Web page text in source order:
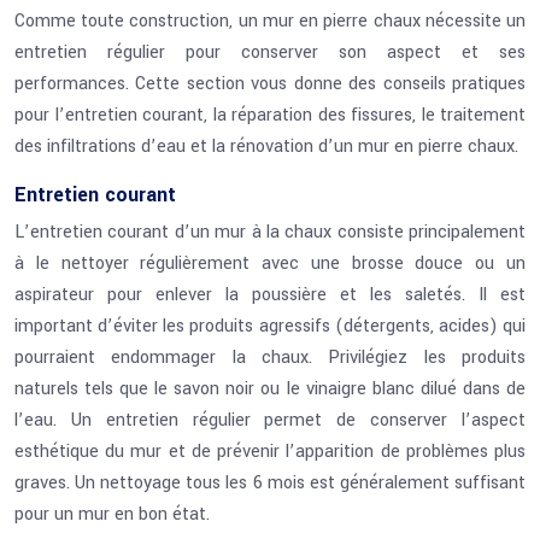
Comme toute construction, un mur en pierre chaux nécessite un
entretien régulier pour conserver son aspect et ses
performances. Cette section vous donne des conseils pratiques
pour l’entretien courant, la réparation des fissures, le traitement
des infiltrations d’eau et la rénovation d’un mur en pierre chaux.
Entretien courant
L’entretien courant d’un mur à la chaux consiste principalement
à le nettoyer régulièrement avec une brosse douce ou un
aspirateur pour enlever la poussière et les saletés. Il est
important d’éviter les produits agressifs (détergents, acides) qui
pourraient endommager la chaux. Privilégiez les produits
naturels tels que le savon noir ou le vinaigre blanc dilué dans de
l’eau. Un entretien régulier permet de conserver l’aspect
esthétique du mur et de prévenir l’apparition de problèmes plus
graves. Un nettoyage tous les 6 mois est généralement suffisant
pour un mur en bon état.